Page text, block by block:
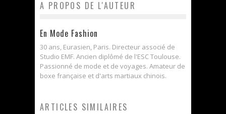
A PROPOS DE L'AUTEUR
En Mode Fashion
30 ans, Eurasien, Paris. Directeur associé de
Studio EMF. Ancien diplômé de l'ESC Toulouse.
Passionné de mode et de voyages. Amateur de
boxe française et d'arts martiaux chinois.
ARTICLES SIMILAIRES